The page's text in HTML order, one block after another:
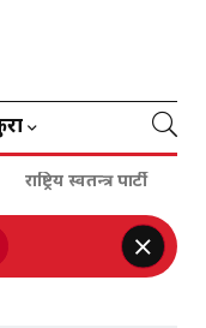
राष्ट्रिय स्वतन्त्र पार्टी